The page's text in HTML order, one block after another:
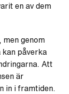
en av dem
men genom
kan påverka
Att
är
in i framtiden.